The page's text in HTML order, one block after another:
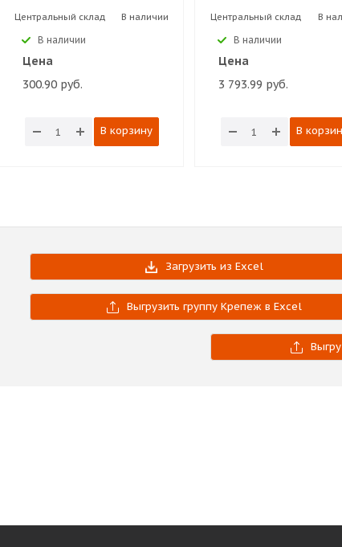
Центральный склад В наличии
В наличии
Цена
300.90 руб.
В корзину
Центральный склад В
В наличии
Цена
3 793.99 руб.
В
Загрузить из Excel
Выгрузить группу Крепеж в Excel